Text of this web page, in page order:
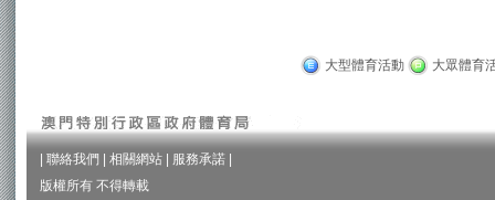
大型體育活動 大眾體育
聯絡我們 相關網站 服務承諾
版權所有 不得轉載